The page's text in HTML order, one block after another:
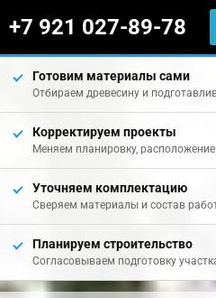
+7 921 027-89-78
Готовим материалы сами
Отбираем древесину и
Корректируем проекты
Меняем планировку,
Уточняем комплектацию
Сверяем материалы и состав
Планируем строительство
Согласовываем подготовку